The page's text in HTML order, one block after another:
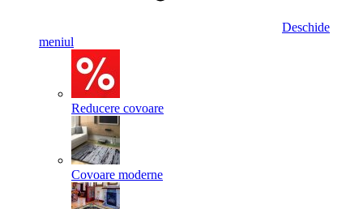
Deschide
meniul
Reducere covoare
Covoare moderne